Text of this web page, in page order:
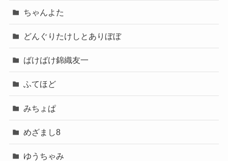
ちゃんよた
どんぐりたけしとありぼぼ
ばけばけ錦織友一
ふてほど
みちょぱ
めざまし8
ゆうちゃみ